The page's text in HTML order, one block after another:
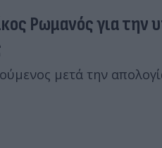
Ρωμανός για την
μετά την